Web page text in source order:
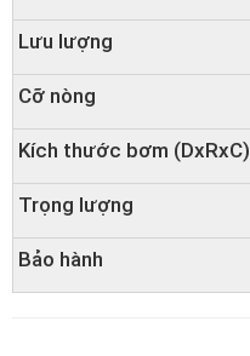
Lưu lượng
Cỡ nòng
Kích thước bơm (DxRxC)
Trọng lượng
Bảo hành